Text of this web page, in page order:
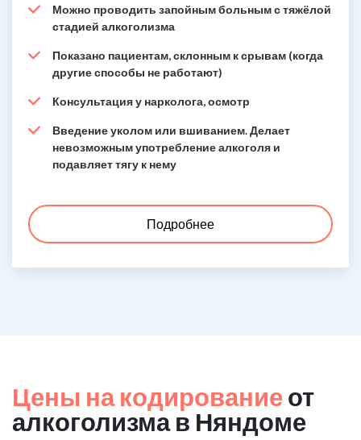
Можно проводить запойным больным с тяжёлой
стадией алкоголизма
Показано пациентам, склонным к срывам (когда
другие способы не работают)
Консультация у нарколога, осмотр
Введение уколом или вшиванием. Делает
невозможным употребление алкоголя и
подавляет тягу к нему
Подробнее
Цены на кодирование от
алкоголизма в Няндоме